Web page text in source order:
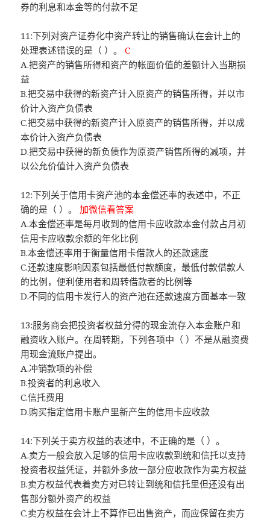
券的利息和本金等的付款不足
11:下列对资产证券化中资产转让的销售确认在会计上的
处理表述错误的是（ ）。C
A.把资产的销售所得和资产的帐面价值的差额计入当期损
益
B.把交易中获得的新资产计入原资产的销售所得，并以市
价计入资产负债表
C.把交易中获得的新资产计入原资产的销售所得，并以成
本价计入资产负债表
D.把交易中获得的新负债作为原资产销售所得的减项，并
以公允价值计入资产负债表
12:下列关于信用卡资产池的本金偿还率的表述中，不正
确的是（ ）。加微信看答案
A.本金偿还率是每月收到的信用卡应收款本金付款占月初
信用卡应收款余额的年化比例
B.本金偿还率用于衡量信用卡借款人的还款速度
C.还款速度影响因素包括最低付款额度，最低付款借款人
的比例，便利使用者和周转借款者的比例等
D.不同的信用卡发行人的资产池在还款速度方面基本一致
13:服务商会把投资者权益分得的现金流存入本金账户和
融资收入账户。在周转期，下列各项中（ ）不是从融资费
用现金流账户提出。
A.冲销款项的补偿
B.投资者的利息收入
C.信托费用
D.购买指定信用卡账户里新产生的信用卡应收款
14:下列关于卖方权益的表述中，不正确的是（ ）。
A.卖方一般会放入足够的信用卡应收款到统和信托以支持
投资者权益凭证，并额外多放一部分应收款作为卖方权益
B.卖方权益代表着卖方对已转让到统和信托里但还没有出
售部分额外资产的权益
C.卖方权益在会计上不算作已出售资产，而应保留在卖方